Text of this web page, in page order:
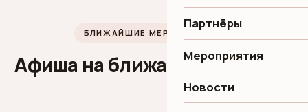
Партнёры
Мероприятия
Новости
БЛИЖАЙШИЕ МЕРОПРИЯТИЯ
Афиша на ближайшие месяцы